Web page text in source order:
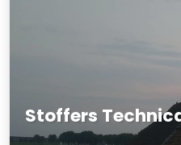
Stoffers